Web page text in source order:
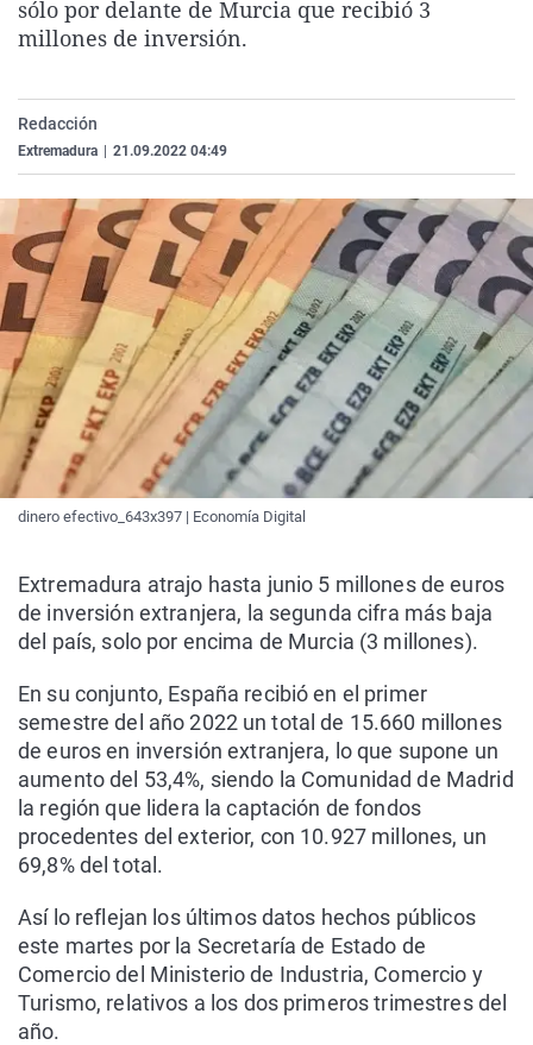
La rosa de los vientos
Como el perro y el
Caso
Equipo de
Extremadura
La Rioja
Virales
Elecciones
sólo por delante de Murcia que recibió 3
millones de inversión.
Redacción
Extremadura 21.09.2022 04:49
dinero efectivo_643x397 | Economía Digital
Extremadura atrajo hasta junio 5 millones de euros
de inversión extranjera, la segunda cifra más baja
del país, solo por encima de Murcia (3 millones).
En su conjunto, España recibió en el primer
semestre del año 2022 un total de 15.660 millones
de euros en inversión extranjera, lo que supone un
aumento del 53,4%, siendo la Comunidad de Madrid
la región que lidera la captación de fondos
procedentes del exterior, con 10.927 millones, un
69,8% del total.
Así lo reflejan los últimos datos hechos públicos
este martes por la Secretaría de Estado de
Comercio del Ministerio de Industria, Comercio y
Turismo, relativos a los dos primeros trimestres del
año.